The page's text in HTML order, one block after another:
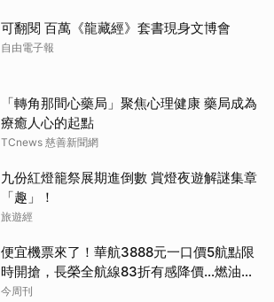
可翻閱 百萬《龍藏經》套書現身文博會
自由電子報
「轉角那間心藥局」聚焦心理健康 藥局成為
療癒人心的起點
TCnews 慈善新聞網
九份紅燈籠祭展期進倒數 賞燈夜遊解謎集章
「趣」！
旅遊經
便宜機票來了！華航3888元一口價5航點限
時開搶，長榮全航線83折有感降價…燃油稅
8/9調漲早買早省
今周刊